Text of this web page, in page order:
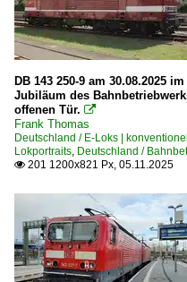
Münster (Westf) Hbf
Naumburg (Saale)
Nordhausen
Pirna
Plattling
Bahnhöfe (R - Z)
Regensburg Hbf
Rheydt
DB 143 250-9 am 30.08.2025
Jubiläum des
offenen Tür. 
Frank Thomas
Deutschland / E-Loks |
Lokportraits, Deutschland /
 201 1200x821 Px, 05.11.2025